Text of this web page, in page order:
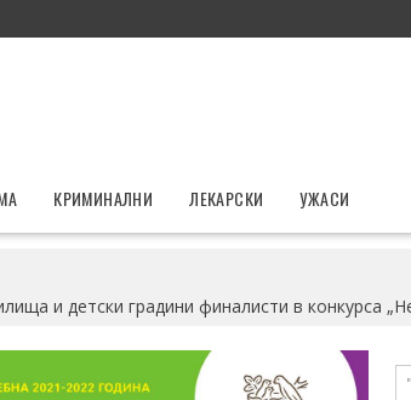
КРИМИНАЛНИ ЛЕКАРСКИ УЖАСИ
и детски градини финалисти в конкурса